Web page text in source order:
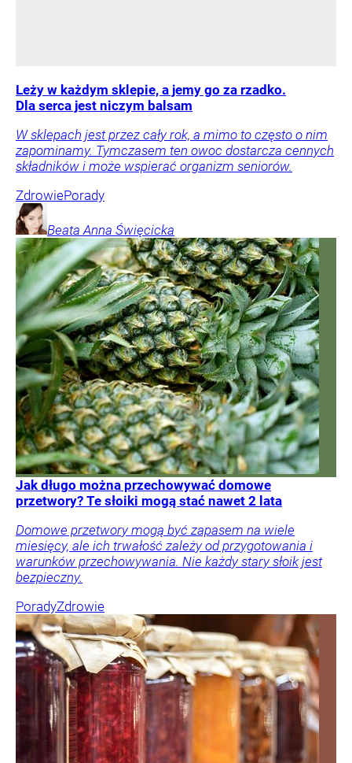
Leży w każdym sklepie, a jemy go za rzadko.
Dla serca jest niczym balsam
W sklepach jest przez cały rok, a mimo to często o nim
zapominamy. Tymczasem ten owoc dostarcza cennych
składników i może wspierać organizm seniorów.
ZdrowiePorady
Beata Anna Święcicka
Jak długo można przechowywać domowe
przetwory? Te słoiki mogą stać nawet 2 lata
Domowe przetwory mogą być zapasem na wiele
miesięcy, ale ich trwałość zależy od przygotowania i
warunków przechowywania. Nie każdy stary słoik jest
bezpieczny.
PoradyZdrowie